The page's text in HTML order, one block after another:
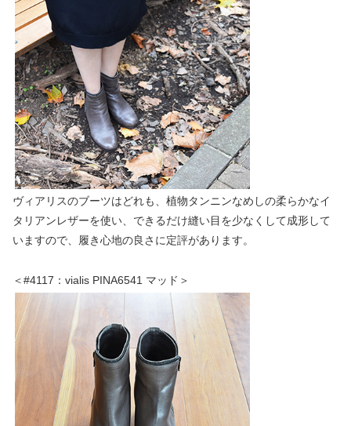
ヴィアリスのブーツはどれも、植物タンニンなめしの柔らかなイ
タリアンレザーを使い、できるだけ縫い目を少なくして成形して
いますので、履き心地の良さに定評があります。
＜#4117：vialis PINA6541 マッド＞